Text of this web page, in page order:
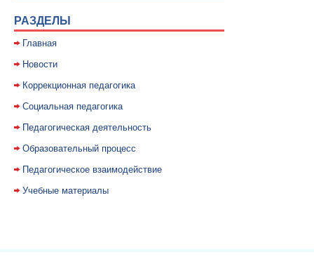
РАЗДЕЛЫ
Главная
Новости
Коррекционная педагогика
Социальная педагогика
Педагогическая деятельность
Образовательный процесс
Педагогическое взаимодействие
Учебные материалы